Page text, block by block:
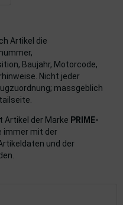
Artikel die
Baujahr, Motorcode,
Nicht jeder
massgeblich
Artikel der Marke PRIME-
immer mit der
und der